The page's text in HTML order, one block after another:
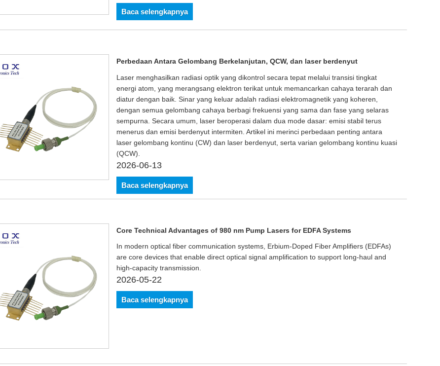
Baca selengkapnya
Perbedaan Antara Gelombang Berkelanjutan, QCW, dan laser berdenyut
Laser menghasilkan radiasi optik yang dikontrol secara tepat melalui transisi tingkat
energi atom, yang merangsang elektron terikat untuk memancarkan cahaya terarah dan
diatur dengan baik. Sinar yang keluar adalah radiasi elektromagnetik yang koheren,
dengan semua gelombang cahaya berbagi frekuensi yang sama dan fase yang selaras
sempurna. Secara umum, laser beroperasi dalam dua mode dasar: emisi stabil terus
menerus dan emisi berdenyut intermiten. Artikel ini merinci perbedaan penting antara
laser gelombang kontinu (CW) dan laser berdenyut, serta varian gelombang kontinu kuasi
(QCW).
2026-06-13
Baca selengkapnya
Core Technical Advantages of 980 nm Pump Lasers for EDFA Systems
In modern optical fiber communication systems, Erbium-Doped Fiber Amplifiers (EDFAs)
are core devices that enable direct optical signal amplification to support long-haul and
high-capacity transmission.
2026-05-22
Baca selengkapnya